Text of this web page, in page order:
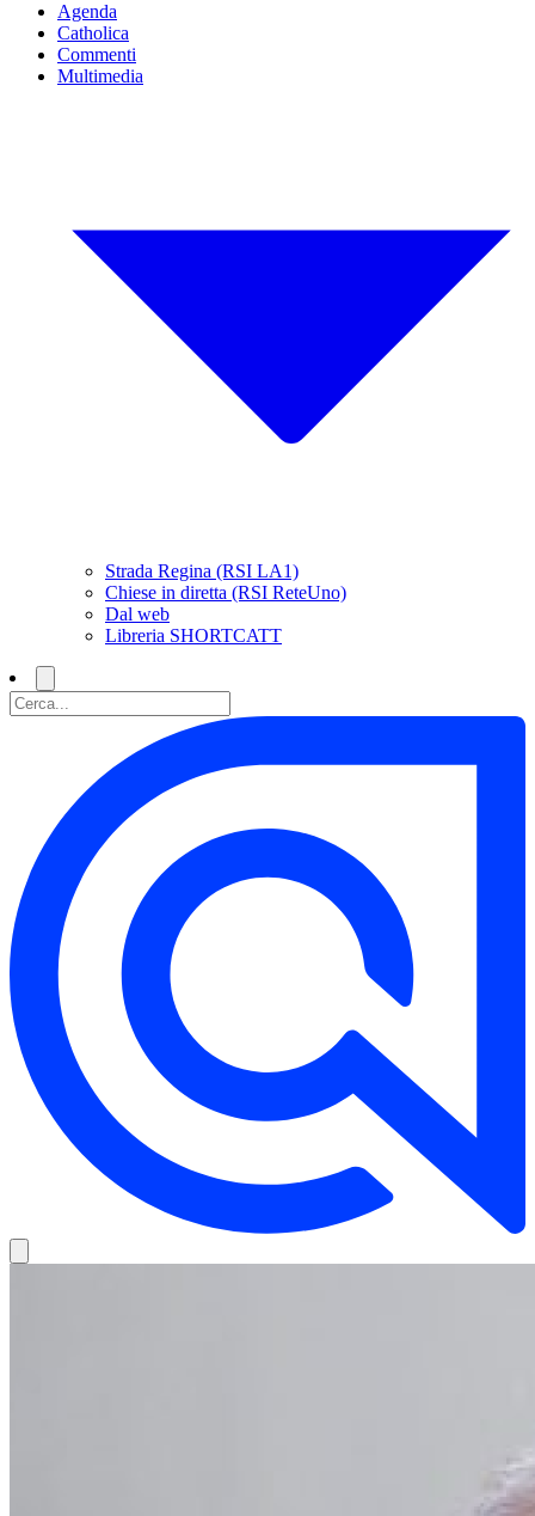
Agenda
Catholica
Commenti
Multimedia
Strada Regina (RSI LA1)
Chiese in diretta (RSI ReteUno)
Dal web
Libreria SHORTCATT